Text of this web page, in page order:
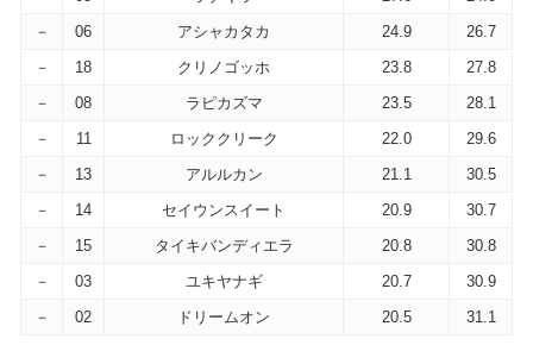
－
06 アシャカタカ 24.9
26.7
－
18 クリノゴッホ 23.8
27.8
－
08 ラピカズマ 23.5
28.1
－
11 ロッククリーク 22.0
29.6
－
13 アルルカン 21.1
30.5
－
14 セイウンスイート 20.9
30.7
－
15 タイキバンディエラ 20.8
30.8
－
03 ユキヤナギ 20.7
30.9
－
02 ドリームオン 20.5 31.1